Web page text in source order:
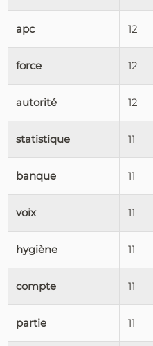
apc 12
force 12
autorité 12
statistique 11
banque 11
voix 11
hygiène 11
compte 11
partie 11